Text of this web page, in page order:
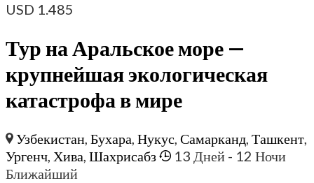
USD 1.485
Тур на Аральское море —
крупнейшая экологическая
катастрофа в мире
Узбекистан,Бухара,Нукус,Самарканд,Ташкент,
Ургенч, Хива, Шахрисабз 13 Дней - 12 Ночи
Ближайший